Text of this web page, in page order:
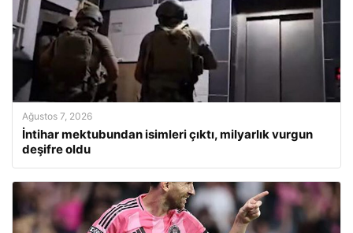
Ağustos 7, 2026
İntihar mektubundan isimleri çıktı, milyarlık vurgun
deşifre oldu